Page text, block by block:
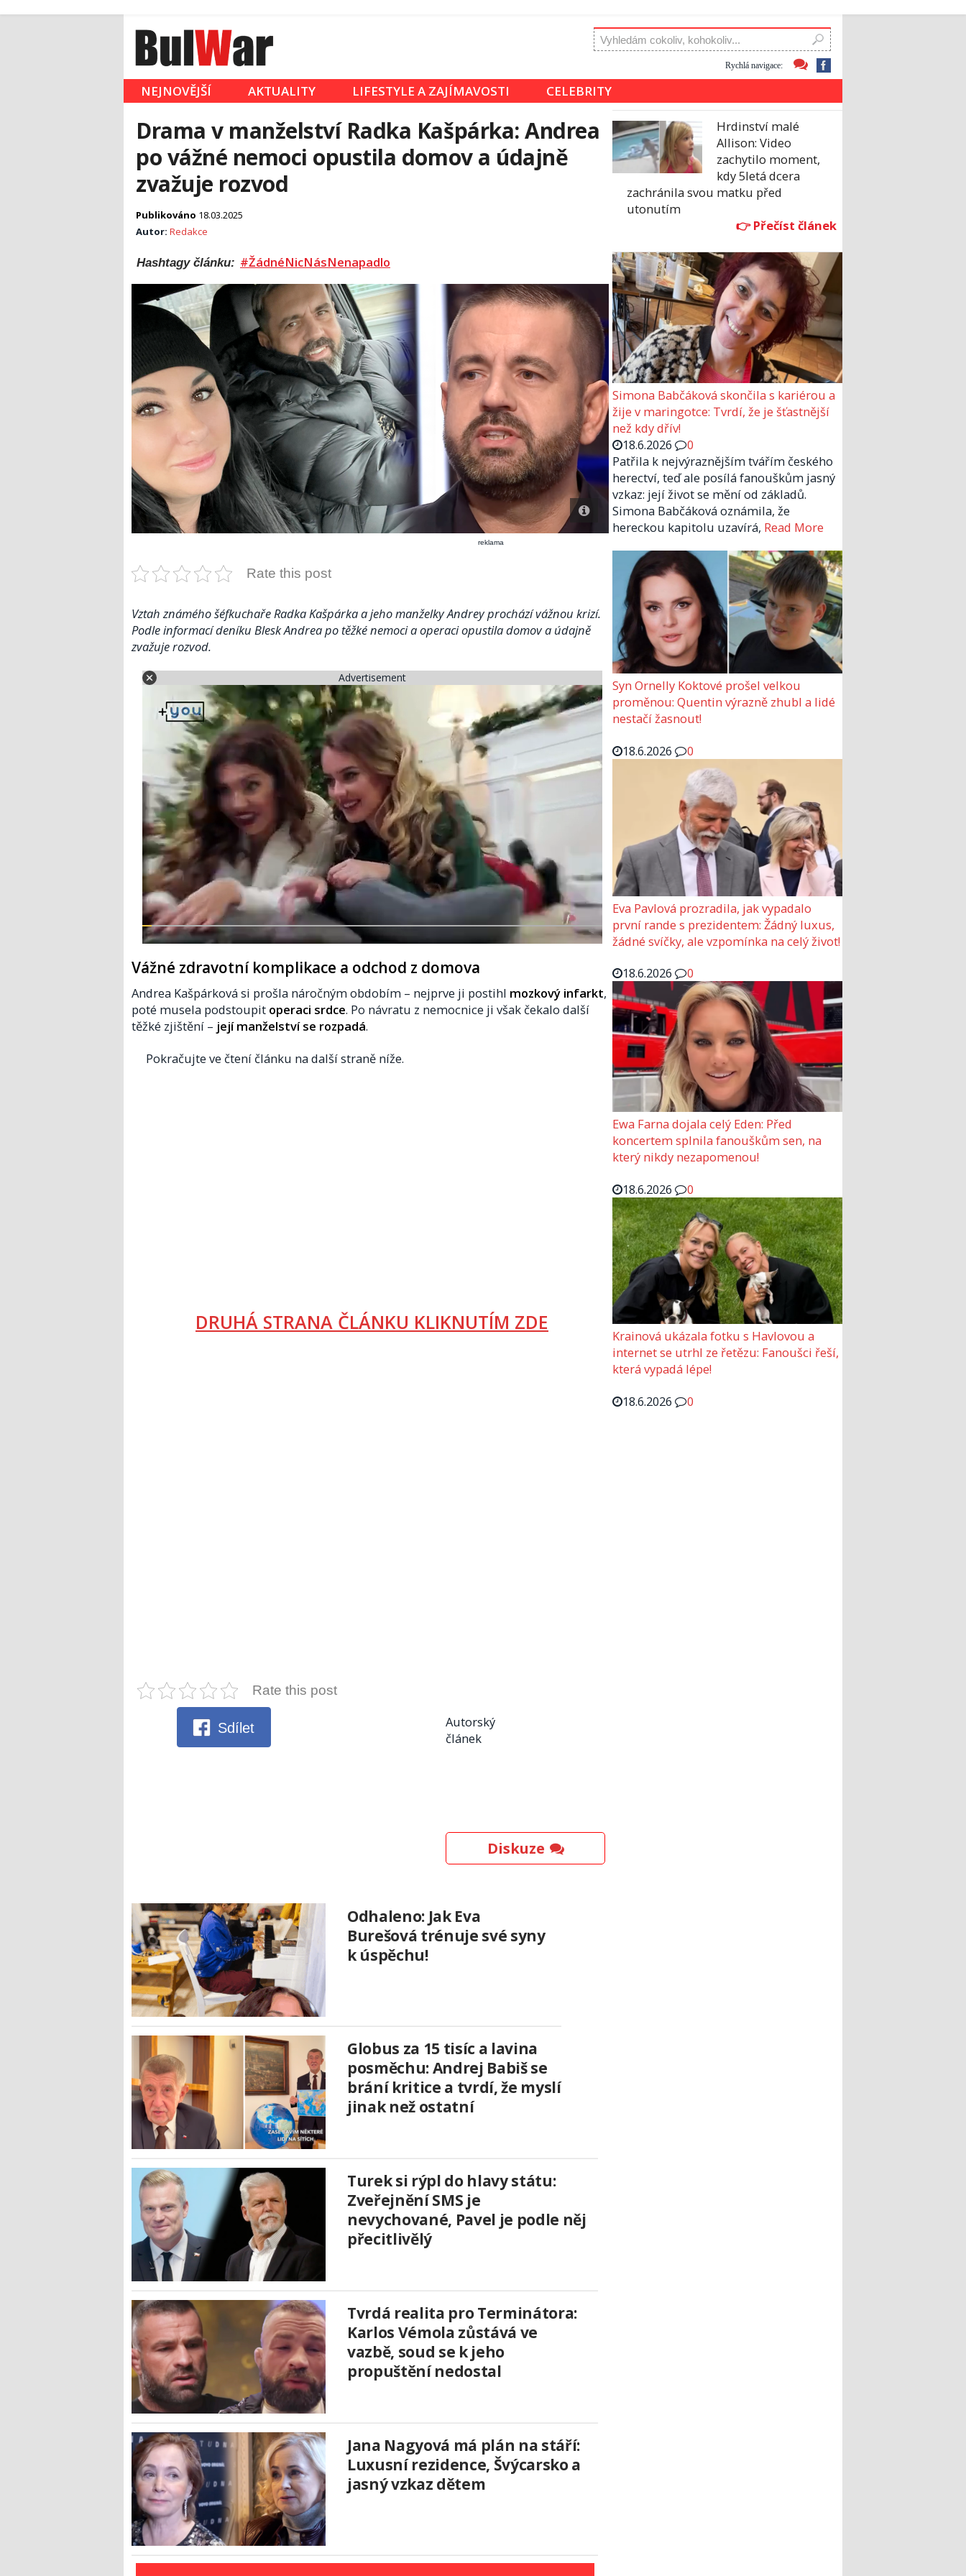
Rychlá navigace:
NEJNOVĚJŠÍ AKTUALITY LIFESTYLE A ZAJÍMAVOSTI CELEBRITY
Drama v manželství Radka Kašpárka: Andrea
po vážné nemoci opustila domov a údajně
zvažuje rozvod
Publikováno 18.03.2025
Autor: Redakce
Hashtagy článku: #ŽádnéNicNásNenapadlo
reklama
Rate this post
Vztah známého šéfkuchaře Radka Kašpárka a jeho manželky Andrey prochází vážnou krizí.
Podle informací deníku Blesk Andrea po těžké nemoci a operaci opustila domov a údajně
zvažuje rozvod.
Advertisement
Vážné zdravotní komplikace a odchod z domova
Andrea Kašpárková si prošla náročným obdobím – nejprve ji postihl mozkový infarkt,
poté musela podstoupit operaci srdce. Po návratu z nemocnice ji však čekalo další
těžké zjištění – její manželství se rozpadá.
Pokračujte ve čtení článku na další straně níže.
DRUHÁ STRANA ČLÁNKU KLIKNUTÍM ZDE
Rate this post
Sdílet
Autorský
článek
Diskuze
Odhaleno: Jak Eva
Burešová trénuje své syny
k úspěchu!
Globus za 15 tisíc a lavina
posměchu: Andrej Babiš se
brání kritice a tvrdí, že myslí
jinak než ostatní
Turek si rýpl do hlavy státu:
Zveřejnění SMS je
nevychované, Pavel je podle něj
přecitlivělý
Tvrdá realita pro Terminátora:
Karlos Vémola zůstává ve
vazbě, soud se k jeho
propuštění nedostal
Jana Nagyová má plán na stáří:
Luxusní rezidence, Švýcarsko a
jasný vzkaz dětem
Hrdinství malé
Allison: Video
zachytilo moment,
kdy 5letá dcera
zachránila svou matku před
utonutím
Simona Babčáková skončila s kariérou a
žije v maringotce: Tvrdí, že je šťastnější
než kdy dřív!
18.6.2026
0
Patřila k nejvýraznějším tvářím českého
herectví, teď ale posílá fanouškům jasný
vzkaz: její život se mění od základů.
Simona Babčáková oznámila, že
hereckou kapitolu uzavírá, Read More
Syn Ornelly Koktové prošel velkou
proměnou: Quentin výrazně zhubl a lidé
nestačí žasnout!
18.6.2026
0
Eva Pavlová prozradila, jak vypadalo
první rande s prezidentem: Žádný luxus,
žádné svíčky, ale vzpomínka na celý život!
18.6.2026
0
Ewa Farna dojala celý Eden: Před
koncertem splnila fanouškům sen, na
který nikdy nezapomenou!
18.6.2026
0
Krainová ukázala fotku s Havlovou a
internet se utrhl ze řetězu: Fanoušci řeší,
která vypadá lépe!
18.6.2026
0